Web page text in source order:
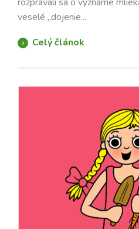
veselé „dojenie...
Celý článok